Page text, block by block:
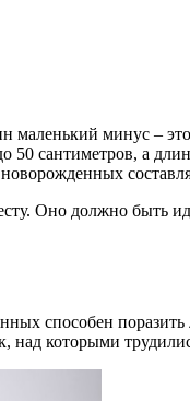
маленький минус –
50 сантиметров, а
Оно должно быть
способен
над которыми